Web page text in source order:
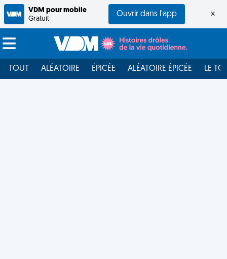
VDM pour mobile
Gratuit
Ouvrir dans l'app ×
TOUT ALÉATOIRE ÉPICÉE ALÉATOIRE ÉPICÉE LE